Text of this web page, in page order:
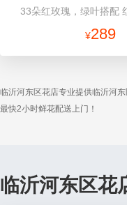
33朵红玫瑰，绿叶搭配
¥289
临沂河东区花店专业提供临沂河
最快2小时鲜花配送上门！
临沂河东区花